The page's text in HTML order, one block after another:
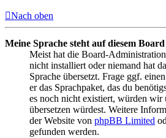
Nach oben
Meine Sprache steht auf diesem
Meist hat die Board-
nicht installiert oder niemand hat
Sprache übersetzt. Frage ggf.
er das Sprachpaket, das du
es noch nicht existiert, würden wir
übersetzen würdest. Weitere
der Website von phpBB Limited
gefunden werden.